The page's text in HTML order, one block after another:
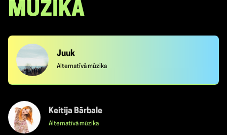
MŪZIKA
Juuk
Alternatīvā mūzika
Keitija Bārbale
Alternatīvā mūzika